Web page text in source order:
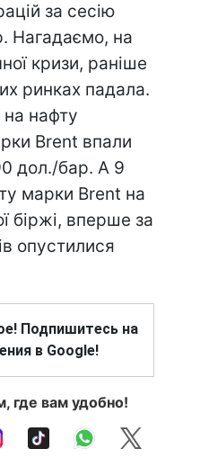
за сесію
Нагадаємо, на
кризи, раніше
ринках падала.
на нафту
Brent впали
дол./бар. А 9
марки Brent на
біржі, вперше за
опустилися
Подпишитесь на
в Google!
где вам удобно!